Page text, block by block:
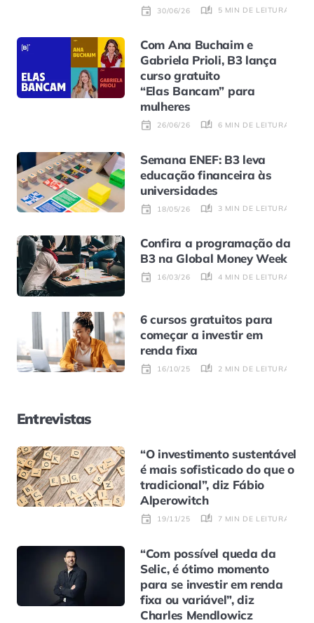
30/06/26 5 MIN DE LEITURA
Com Ana Buchaim e
Gabriela Prioli, B3 lança
curso gratuito
“Elas Bancam” para
mulheres
26/06/26 6 MIN DE LEITURA
Semana ENEF: B3 leva
educação financeira às
universidades
18/05/26 3 MIN DE LEITURA
Confira a programação da
B3 na Global Money Week
16/03/26 4 MIN DE LEITURA
6 cursos gratuitos para
começar a investir em
renda fixa
16/10/25 2 MIN DE LEITURA
Entrevistas
“O investimento sustentável
é mais sofisticado do que o
tradicional”, diz Fábio
Alperowitch
19/11/25 7 MIN DE LEITURA
“Com possível queda da
Selic, é ótimo momento
para se investir em renda
fixa ou variável”, diz
Charles Mendlowicz